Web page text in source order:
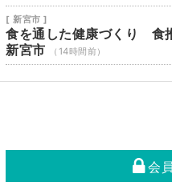
[ 新宮市 ]
食を通した健康づくり 食
新宮市
（14時間前）
会